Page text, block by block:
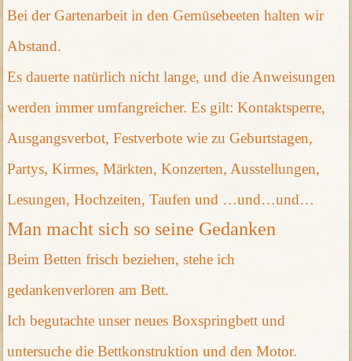
Bei der Gartenarbeit in den Gemüsebeeten halten wir
Abstand.
Es dauerte natürlich nicht lange, und die Anweisungen
werden immer umfangreicher. Es gilt: Kontaktsperre,
Ausgangsverbot, Festverbote wie zu Geburtstagen,
Partys, Kirmes, Märkten, Konzerten, Ausstellungen,
Lesungen, Hochzeiten, Taufen und …und…und…
Man macht sich so seine Gedanken
Beim Betten frisch beziehen, stehe ich
gedankenverloren am Bett.
Ich begutachte unser neues Boxspringbett und
untersuche die Bettkonstruktion und den Motor.